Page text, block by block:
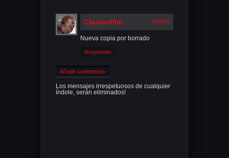
Clasicofilm 24/9/24
Nueva copia por borrado
Responder
Añadir comentario
Los mensajes irrespetuosos de cualquier
índole, serán eliminados!